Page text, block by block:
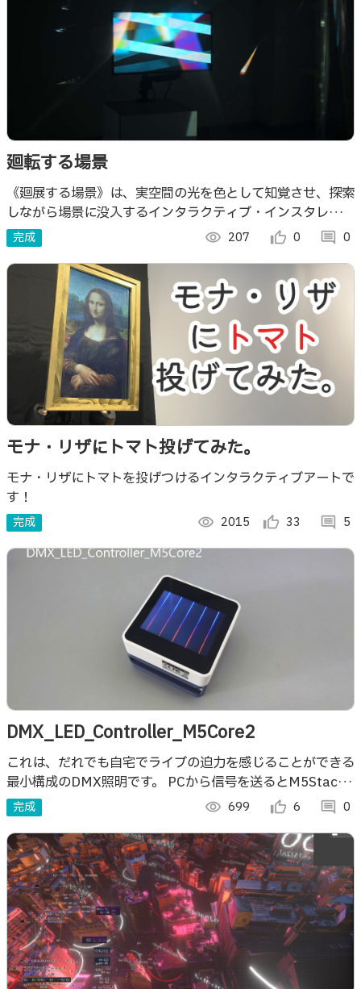
廻転する場景
《廻展する場景》は、実空間の光を色として知覚させ、探索
しながら場景に没入するインタラクティブ・インスタレーシ
ョン作品/装置である。
完成 visibility 207 thumb_up_alt 0 comment 0
モナ・リザにトマト投げてみた。
モナ・リザにトマトを投げつけるインタラクティブアートで
す！
完成 visibility 2015 thumb_up_alt 33 comment 5
DMX_LED_Controller_M5Core2
これは、だれでも自宅でライブの迫力を感じることができる
最小構成のDMX照明です。 PCから信号を送るとM5Stack
の画面にライティングパターンが描画され，LEDバーを制御
できます。
完成 visibility 699 thumb_up_alt 6 comment 0